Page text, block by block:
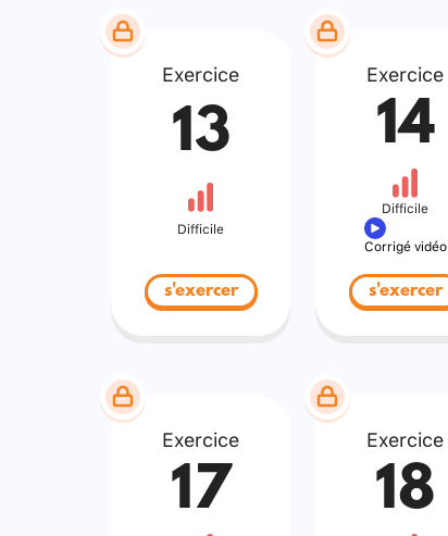
Exercice
13
Difficile
s'exercer
Exercice
14
Difficile
Corrigé vidéo
s'exercer
Exercice
17
Exercice
18